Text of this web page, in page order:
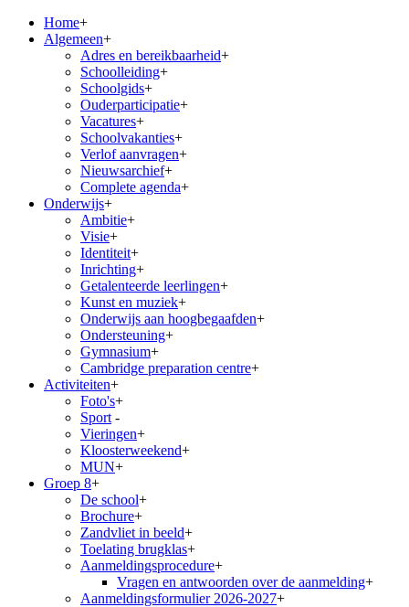
Home+
Algemeen+
Adres en bereikbaarheid+
Schoolleiding+
Schoolgids+
Ouderparticipatie+
Vacatures+
Schoolvakanties+
Verlof aanvragen+
Nieuwsarchief+
Complete agenda+
Onderwijs+
Ambitie+
Visie+
Identiteit+
Inrichting+
Getalenteerde leerlingen+
Kunst en muziek+
Onderwijs aan hoogbegaafden+
Ondersteuning+
Gymnasium+
Cambridge preparation centre+
Activiteiten+
Foto's+
Sport -
Vieringen+
Kloosterweekend+
MUN+
Groep 8+
De school+
Brochure+
Zandvliet in beeld+
Toelating brugklas+
Aanmeldingsprocedure+
Vragen en antwoorden over de aanmelding+
Aanmeldingsformulier 2026-2027+